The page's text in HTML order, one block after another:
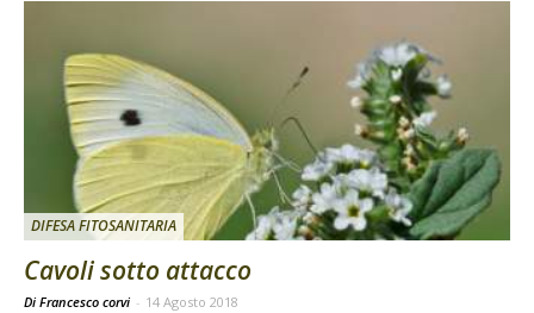
DIFESA FITOSANITARIA
Cavoli sotto attacco
Di Francesco corvi - 14 Agosto 2018